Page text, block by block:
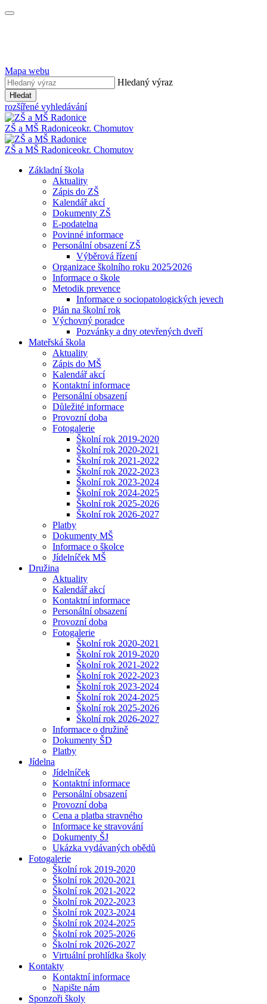
Mapa webu
Hledaný výraz
Hledat
rozšířené vyhledávání
ZŠ a MŠ Radoniceokr. Chomutov
ZŠ a MŠ Radoniceokr. Chomutov
Základní škola
Aktuality
Zápis do ZŠ
Kalendář akcí
Dokumenty ZŠ
E-podatelna
Povinné informace
Personální obsazení ZŠ
Výběrová řízení
Organizace školního roku 2025⁄2026
Informace o škole
Metodik prevence
Informace o sociopatologických jevech
Plán na školní rok
Výchovný poradce
Pozvánky a dny otevřených dveří
Mateřská škola
Aktuality
Zápis do MŠ
Kalendář akcí
Kontaktní informace
Personální obsazení
Důležité informace
Provozní doba
Fotogalerie
Školní rok 2019-2020
Školní rok 2020-2021
Školní rok 2021-2022
Školní rok 2022-2023
Školní rok 2023-2024
Školní rok 2024-2025
Školní rok 2025-2026
Školní rok 2026-2027
Platby
Dokumenty MŠ
Informace o školce
Jídelníček MŠ
Družina
Aktuality
Kalendář akcí
Kontaktní informace
Personální obsazení
Provozní doba
Fotogalerie
Školní rok 2020-2021
Školní rok 2019-2020
Školní rok 2021-2022
Školní rok 2022-2023
Školní rok 2023-2024
Školní rok 2024-2025
Školní rok 2025-2026
Školní rok 2026-2027
Informace o družině
Dokumenty ŠD
Platby
Jídelna
Jídelníček
Kontaktní informace
Personální obsazení
Provozní doba
Cena a platba stravného
Informace ke stravování
Dokumenty ŠJ
Ukázka vydávaných obědů
Fotogalerie
Školní rok 2019-2020
Školní rok 2020-2021
Školní rok 2021-2022
Školní rok 2022-2023
Školní rok 2023-2024
Školní rok 2024-2025
Školní rok 2025-2026
Školní rok 2026-2027
Virtuální prohlídka školy
Kontakty
Kontaktní informace
Napište nám
Sponzoři školy